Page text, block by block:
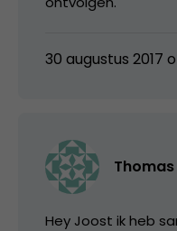
30 augustus 2017
Hey Joost ik heb